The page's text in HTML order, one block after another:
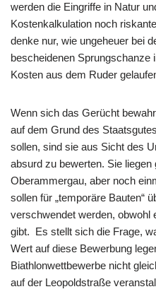
werden die Eingriffe in Natur
Kostenkalkulation noch
denke nur, wie ungeheuer bei
bescheidenen
Kosten aus dem Ruder
Wenn sich das Gerücht
auf dem Grund des
sollen, sind sie aus Sicht des
absurd zu bewerten. Sie liegen
Oberammergau, aber noch
sollen für „temporäre Bauten“
verschwendet werden, obwohl
gibt. Es stellt sich die Frage,
Wert auf diese Bewerbung
Biathlonwettbewerbe nicht
auf der Leopoldstraße